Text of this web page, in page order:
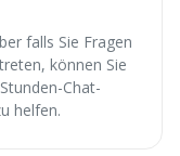
falls Sie Fragen
können Sie
Chat-
helfen.